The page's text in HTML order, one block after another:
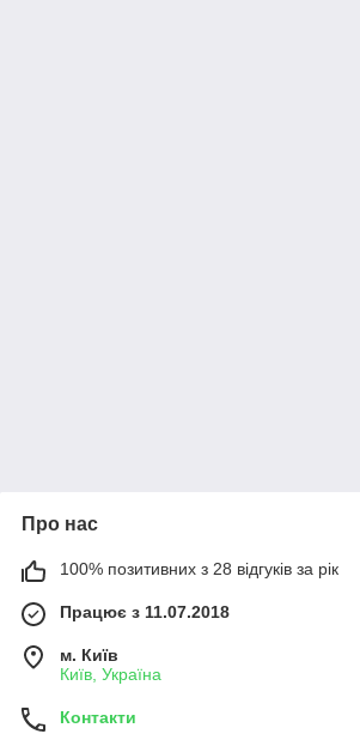
Про нас
100% позитивних з 28 відгуків за рік
Працює з 11.07.2018
м. Київ
Київ, Україна
Контакти